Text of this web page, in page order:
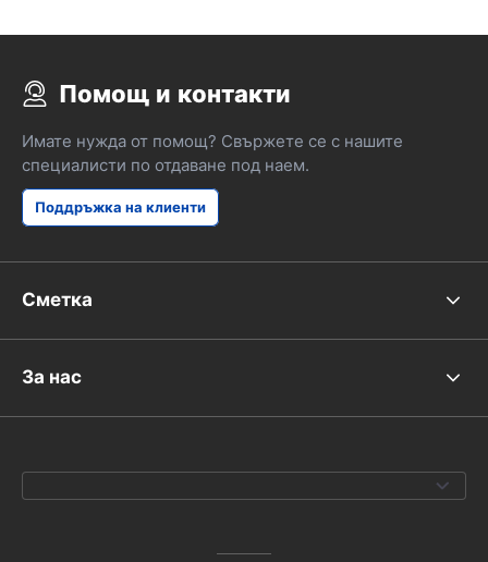
Помощ и контакти
Имате нужда от помощ? Свържете се с нашите
специалисти по отдаване под наем.
Поддръжка на клиенти
Сметка
За нас